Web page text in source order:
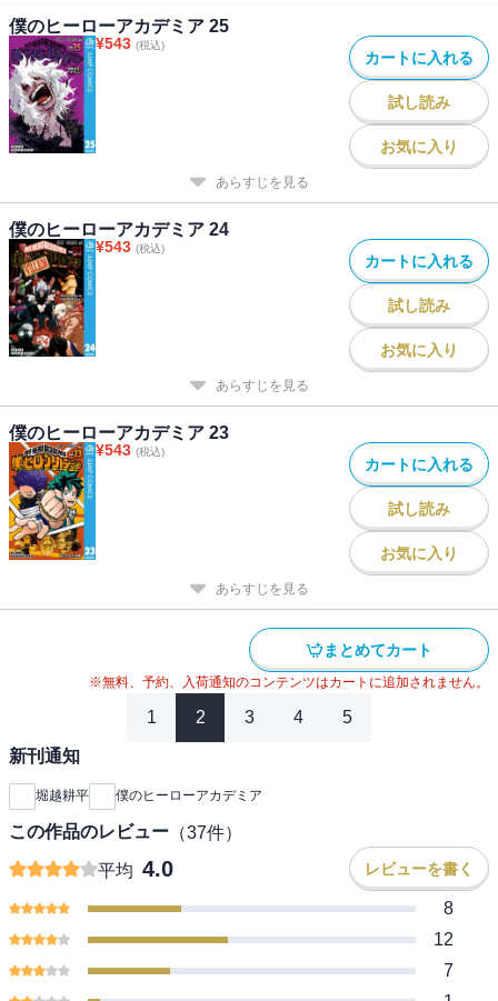
僕のヒーローアカデミア 25
¥543 (税込)
カートに入れる
試し読み
お気に入り
あらすじを見る
僕のヒーローアカデミア 24
¥543 (税込)
カートに入れる
試し読み
お気に入り
あらすじを見る
僕のヒーローアカデミア 23
¥543 (税込)
カートに入れる
試し読み
お気に入り
あらすじを見る
まとめてカート
※無料、予約、入荷通知のコンテンツはカートに追加されません。
1 2 3 4 5
新刊通知
堀越耕平 僕のヒーローアカデミア
この作品のレビュー （37件）
平均 4.0 レビューを書く
8
12
7